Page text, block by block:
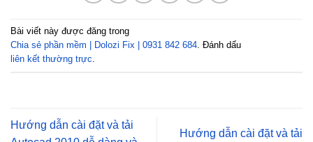
Bài viết này được đăng trong
Chia sẻ phần mềm | Dolozi Fix | 0931 842 684 . Đánh dấu
liên kết thường trực
Hướng dẫn cài đặt và tải
Hướng dẫn cài đặt và tải